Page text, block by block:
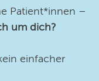
Patient*innen –
um dich?
einfacher